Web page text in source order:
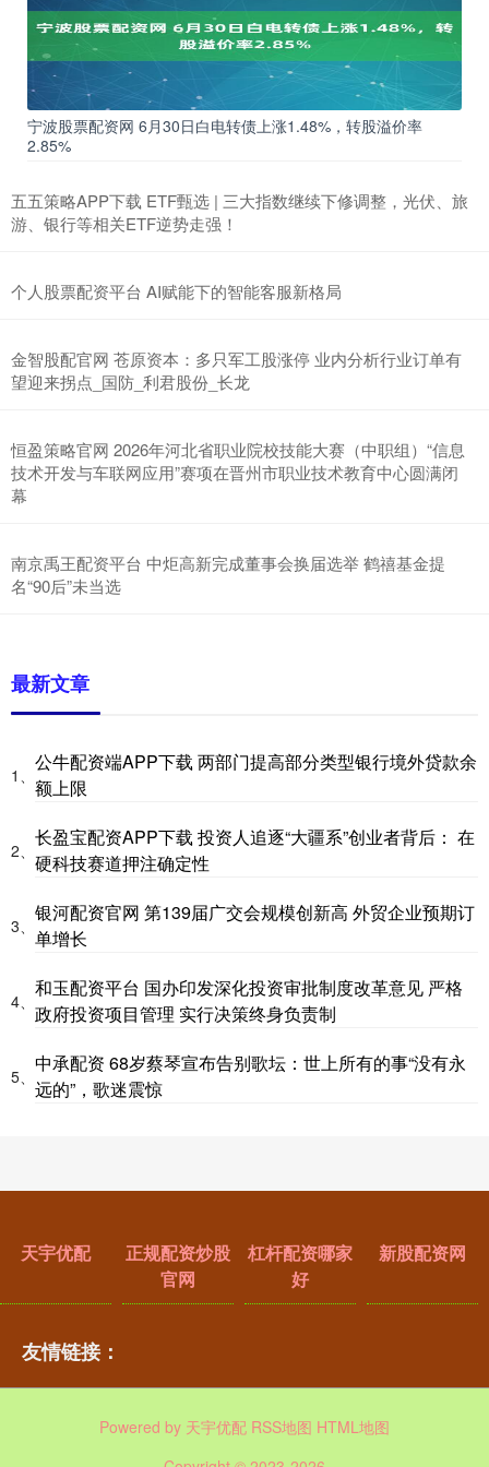
宁波股票配资网 6月30日白电转债上涨1.48%，转股溢价率
2.85%
五五策略APP下载 ETF甄选 | 三大指数继续下修调整，光伏、旅
游、银行等相关ETF逆势走强！
个人股票配资平台 AI赋能下的智能客服新格局
金智股配官网 苍原资本：多只军工股涨停 业内分析行业订单有
望迎来拐点_国防_利君股份_长龙
恒盈策略官网 2026年河北省职业院校技能大赛（中职组）“信息
技术开发与车联网应用”赛项在晋州市职业技术教育中心圆满闭
幕
南京禹王配资平台 中炬高新完成董事会换届选举 鹤禧基金提
名“90后”未当选
最新文章
1、
公牛配资端APP下载 两部门提高部分类型银行境外贷款余
额上限
2、
长盈宝配资APP下载 投资人追逐“大疆系”创业者背后： 在
硬科技赛道押注确定性
3、
银河配资官网 第139届广交会规模创新高 外贸企业预期订
单增长
4、
和玉配资平台 国办印发深化投资审批制度改革意见 严格
政府投资项目管理 实行决策终身负责制
5、
中承配资 68岁蔡琴宣布告别歌坛：世上所有的事“没有永
远的”，歌迷震惊
天宇优配
正规配资炒股
官网
杠杆配资哪家
好
新股配资网
友情链接：
Powered by 天宇优配 RSS地图 HTML地图